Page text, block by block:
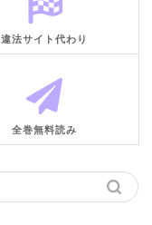
違法サイト代わり
全巻無料読み